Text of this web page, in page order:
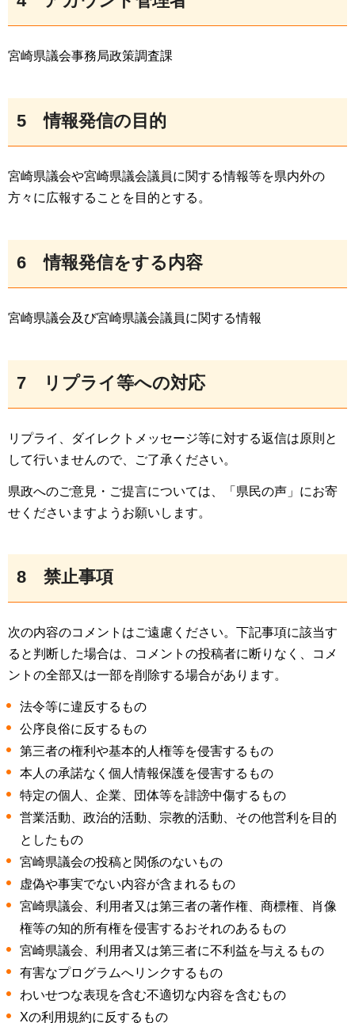
宮崎県議会事務局政策調査課
5 情報発信の目的
宮崎県議会や宮崎県議会議員に関する情報等を県内外の
方々に広報することを目的とする。
6 情報発信をする内容
宮崎県議会及び宮崎県議会議員に関する情報
7 リプライ等への対応
リプライ、ダイレクトメッセージ等に対する返信は原則と
して行いませんので、ご了承ください。
県政へのご意見・ご提言については、「県民の声」にお寄
せくださいますようお願いします。
8 禁止事項
次の内容のコメントはご遠慮ください。下記事項に該当す
ると判断した場合は、コメントの投稿者に断りなく、コメ
ントの全部又は一部を削除する場合があります。
法令等に違反するもの
公序良俗に反するもの
第三者の権利や基本的人権等を侵害するもの
本人の承諾なく個人情報保護を侵害するもの
特定の個人、企業、団体等を誹謗中傷するもの
営業活動、政治的活動、宗教的活動、その他営利を目的
としたもの
宮崎県議会の投稿と関係のないもの
虚偽や事実でない内容が含まれるもの
宮崎県議会、利用者又は第三者の著作権、商標権、肖像
権等の知的所有権を侵害するおそれのあるもの
宮崎県議会、利用者又は第三者に不利益を与えるもの
有害なプログラムへリンクするもの
わいせつな表現を含む不適切な内容を含むもの
Xの利用規約に反するもの